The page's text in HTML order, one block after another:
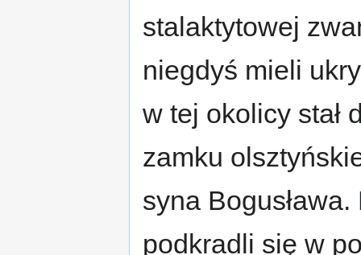
stalaktytowej
niegdyś mieli
w tej okolicy stał
zamku
syna
podkradli się w